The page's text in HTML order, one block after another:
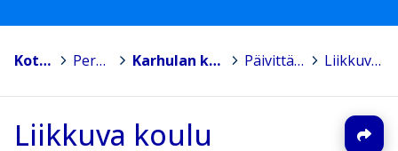
Kotka > Peruskoulut > Karhulan koulu, Rauhalan toimipiste > Päivittäinen koulunkäynti > Liikkuva koulu
Liikkuva koulu